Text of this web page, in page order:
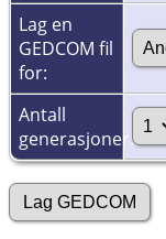
Lag en
GEDCOM fil
for:
Antall
generasjoner: